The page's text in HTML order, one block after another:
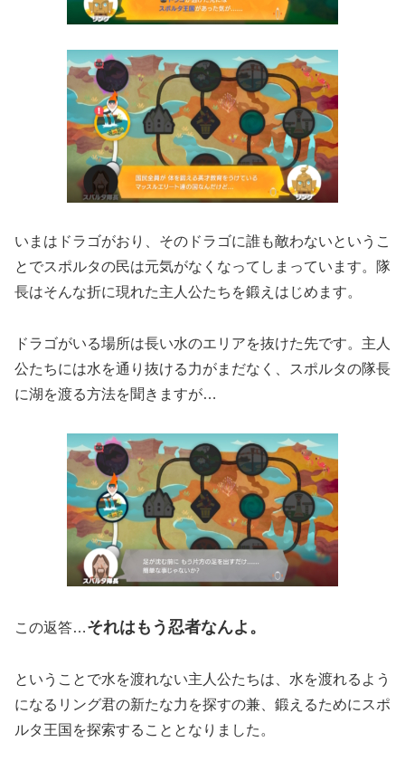
いまはドラゴがおり、そのドラゴに誰も敵わないというこ
とでスポルタの民は元気がなくなってしまっています。隊
長はそんな折に現れた主人公たちを鍛えはじめます。
ドラゴがいる場所は長い水のエリアを抜けた先です。主人
公たちには水を通り抜ける力がまだなく、スポルタの隊長
に湖を渡る方法を聞きますが…
この返答…それはもう忍者なんよ。
ということで水を渡れない主人公たちは、水を渡れるよう
になるリング君の新たな力を探すの兼、鍛えるためにスポ
ルタ王国を探索することとなりました。